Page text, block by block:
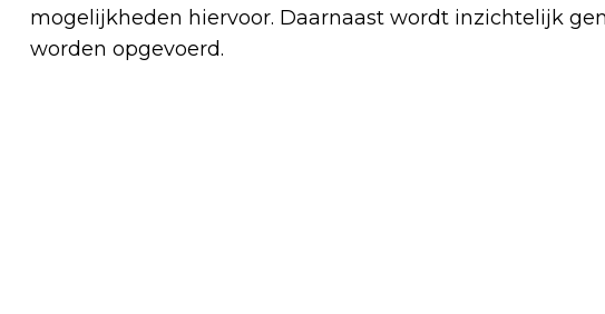
mogelijkheden hiervoor. Daarnaast wordt inzichtelijk
worden opgevoerd.